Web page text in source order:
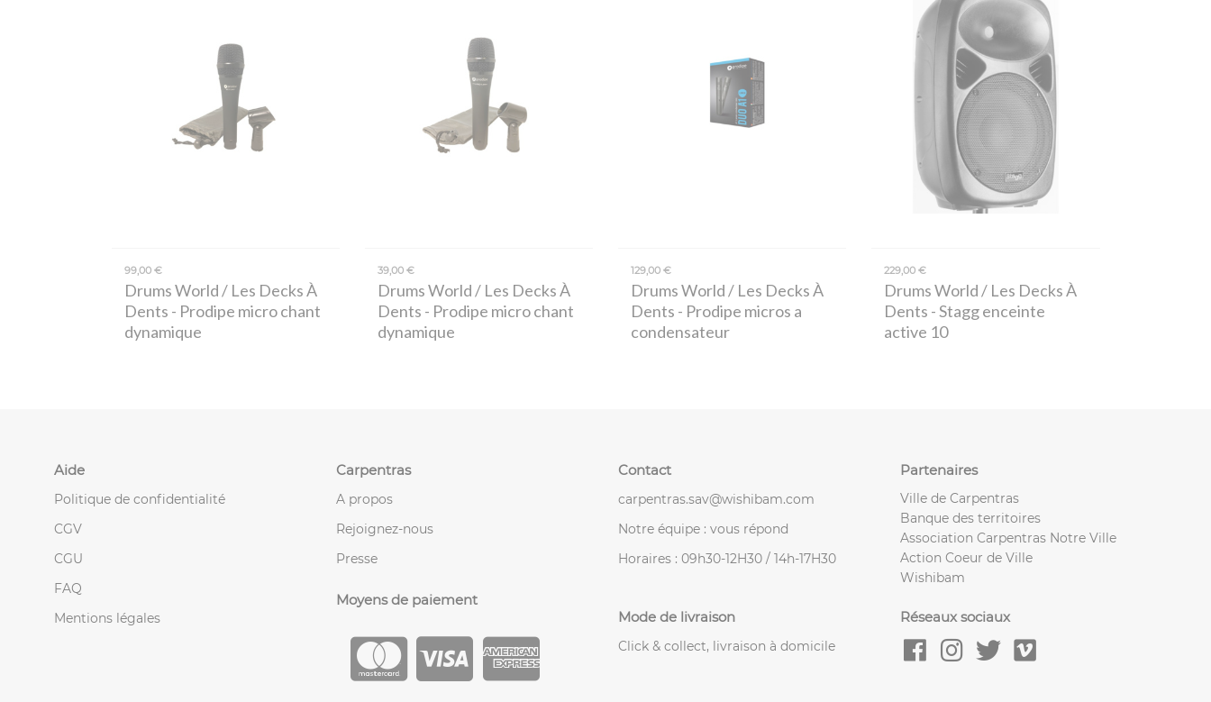
99,00 €
Drums World / Les Decks À
Dents - Prodipe micro chant
dynamique
39,00 €
Drums World / Les Decks À
Dents - Prodipe micro chant
dynamique
129,00 €
Drums World / Les Decks À
Dents - Prodipe micros a
condensateur
229,00 €
Drums World / Les Decks À
Dents - Stagg enceinte
active 10
Aide
Politique de confidentialité
CGV
CGU
FAQ
Mentions légales
Carpentras
A propos
Rejoignez-nous
Presse
Moyens de paiement
Contact
carpentras.sav@wishibam.com
Notre équipe : vous répond
Horaires : 09h30-12H30 / 14h-17H30
Mode de livraison
Click & collect, livraison à domicile
Partenaires
Ville de Carpentras
Banque des territoires
Association Carpentras Notre Ville
Action Coeur de Ville
Wishibam
Réseaux sociaux